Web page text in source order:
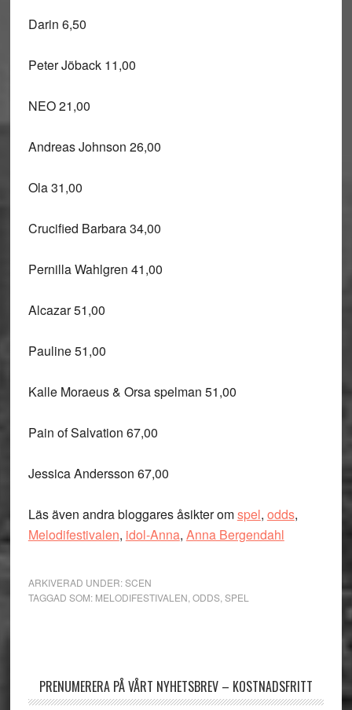
Darin 6,50
Peter Jöback 11,00
NEO 21,00
Andreas Johnson 26,00
Ola 31,00
Crucified Barbara 34,00
Pernilla Wahlgren 41,00
Alcazar 51,00
Pauline 51,00
Kalle Moraeus & Orsa spelman 51,00
Pain of Salvation 67,00
Jessica Andersson 67,00
Läs även andra bloggares åsikter omspel, odds,
Melodifestivalen, idol-Anna, Anna Bergendahl
ARKIVERAD UNDER:SCEN
TAGGAD SOM: MELODIFESTIVALEN ODDS, SPEL
PRENUMERERA PÅ VÅRT NYHETSBREV – KOSTNADSFRITT